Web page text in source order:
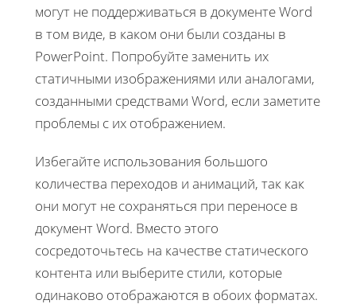
могут не поддерживаться в документе Word
в том виде, в каком они были созданы в
PowerPoint. Попробуйте заменить их
статичными изображениями или аналогами,
созданными средствами Word, если заметите
проблемы с их отображением.
Избегайте использования большого
количества переходов и анимаций, так как
они могут не сохраняться при переносе в
документ Word. Вместо этого
сосредоточьтесь на качестве статического
контента или выберите стили, которые
одинаково отображаются в обоих форматах.